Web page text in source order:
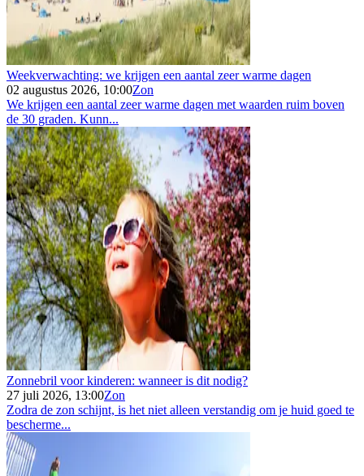
Weekverwachting: we krijgen een aantal zeer warme dagen
02 augustus 2026, 10:00Zon
We krijgen een aantal zeer warme dagen met waarden ruim boven
de 30 graden. Kunn...
Zonnebril voor kinderen: wanneer is dit nodig?
27 juli 2026, 13:00Zon
Zodra de zon schijnt, is het niet alleen verstandig om je huid goed te
bescherme...